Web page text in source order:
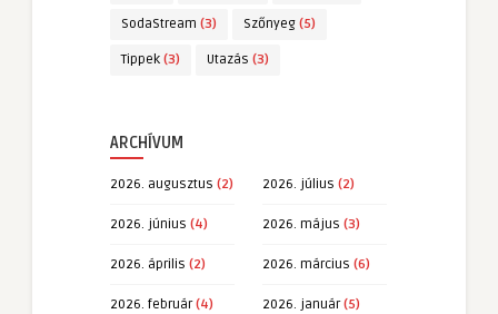
SodaStream (3) Szőnyeg (5)
Tippek (3) Utazás (3)
ARCHÍVUM
2026. augusztus (2) 2026. július (2)
2026. június (4) 2026. május (3)
2026. április (2) 2026. március (6)
2026. február(4) 2026. január(5)